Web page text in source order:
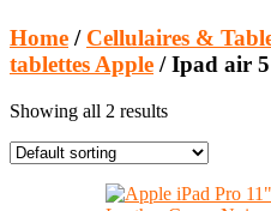
Home / Cellulaires &
tablettes Apple / Ipad air 5
Showing all 2 results